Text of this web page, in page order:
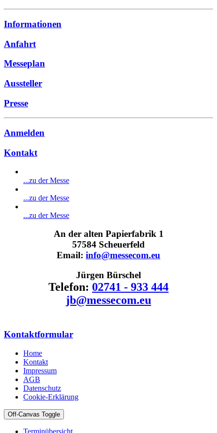
Informationen
Anfahrt
Messeplan
Aussteller
Presse
Anmelden
Kontakt
...zu der Messe
...zu der Messe
...zu der Messe
An der alten Papierfabrik 1
57584 Scheuerfeld
Email: info@messecom.eu
Jürgen Bürschel
Telefon: 02741 - 933 444
jb@messecom.eu
Kontaktformular
Home
Kontakt
Impressum
AGB
Datenschutz
Cookie-Erklärung
Off-Canvas Toggle
Terminübersicht